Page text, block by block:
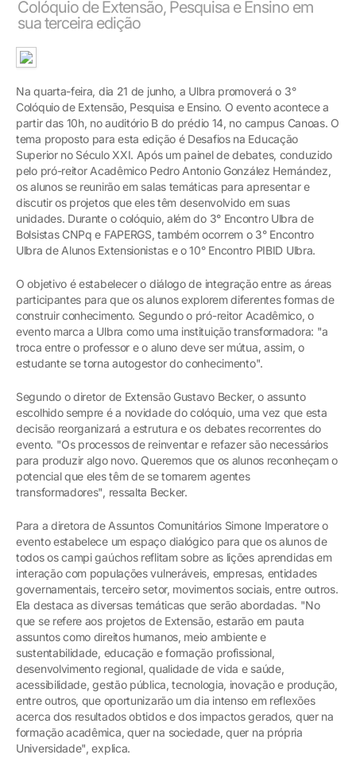
Colóquio de Extensão, Pesquisa e Ensino em
sua terceira edição
Na quarta-feira, dia 21 de junho, a Ulbra promoverá o 3°
Colóquio de Extensão, Pesquisa e Ensino. O evento acontece a
partir das 10h, no auditório B do prédio 14, no campus Canoas. O
tema proposto para esta edição é Desafios na Educação
Superior no Século XXI. Após um painel de debates, conduzido
pelo pró-reitor Acadêmico Pedro Antonio González Hernández,
os alunos se reunirão em salas temáticas para apresentar e
discutir os projetos que eles têm desenvolvido em suas
unidades. Durante o colóquio, além do 3° Encontro Ulbra de
Bolsistas CNPq e FAPERGS, também ocorrem o 3° Encontro
Ulbra de Alunos Extensionistas e o 10° Encontro PIBID Ulbra.
O objetivo é estabelecer o diálogo de integração entre as áreas
participantes para que os alunos explorem diferentes formas de
construir conhecimento. Segundo o pró-reitor Acadêmico, o
evento marca a Ulbra como uma instituição transformadora: "a
troca entre o professor e o aluno deve ser mútua, assim, o
estudante se torna autogestor do conhecimento".
Segundo o diretor de Extensão Gustavo Becker, o assunto
escolhido sempre é a novidade do colóquio, uma vez que esta
decisão reorganizará a estrutura e os debates recorrentes do
evento. "Os processos de reinventar e refazer são necessários
para produzir algo novo. Queremos que os alunos reconheçam o
potencial que eles têm de se tornarem agentes
transformadores", ressalta Becker.
Para a diretora de Assuntos Comunitários Simone Imperatore o
evento estabelece um espaço dialógico para que os alunos de
todos os campi gaúchos reflitam sobre as lições aprendidas em
interação com populações vulneráveis, empresas, entidades
governamentais, terceiro setor, movimentos sociais, entre outros.
Ela destaca as diversas temáticas que serão abordadas. "No
que se refere aos projetos de Extensão, estarão em pauta
assuntos como direitos humanos, meio ambiente e
sustentabilidade, educação e formação profissional,
desenvolvimento regional, qualidade de vida e saúde,
acessibilidade, gestão pública, tecnologia, inovação e produção,
entre outros, que oportunizarão um dia intenso em reflexões
acerca dos resultados obtidos e dos impactos gerados, quer na
formação acadêmica, quer na sociedade, quer na própria
Universidade", explica.